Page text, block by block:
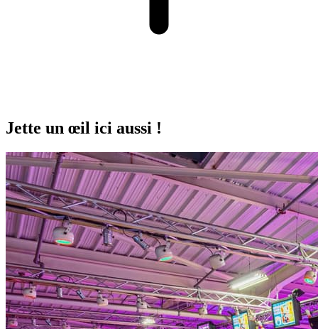
Jette un œil ici aussi !